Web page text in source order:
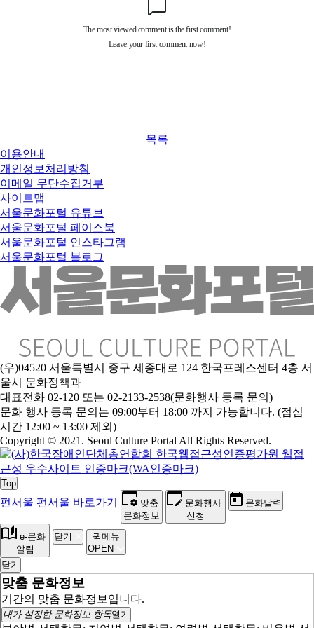
목록
이용안내
개인정보처리방침
이메일 무단수집거부
사이트맵
서울문화포털 유튜브
서울문화포털 페이스북
서울문화포털 인스타그램
서울문화포털 블로그
(우)04520 서울특별시 중구 세종대로 124 한국프레스센터 4층 서
울시 문화정책과
대표전화 02-120 또는 02-2133-2538(문화행사 등록 문의)
문화 행사 등록 문의는 09:00부터 18:00 까지 가능합니다. (점심
시간 12:00 ~ 13:00 제외)
Copyright © 2021. Seoul Culture Portal All Rights Reserved.
Top
펀서울 펀서울 바로가기
맞춤
문화정보
문화행사
신청
문화달력
e-문화
알림
닫기
퀵메뉴
OPEN
닫기
맞춤 문화정보
기간의 맞춤 문화정보입니다.
내가 설정한 문화정보 항목열기